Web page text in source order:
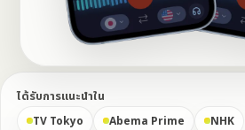
ได้รับการแนะนำใน
TV Tokyo Abema Prime NHK